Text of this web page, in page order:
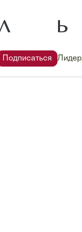
Подписаться Лидер